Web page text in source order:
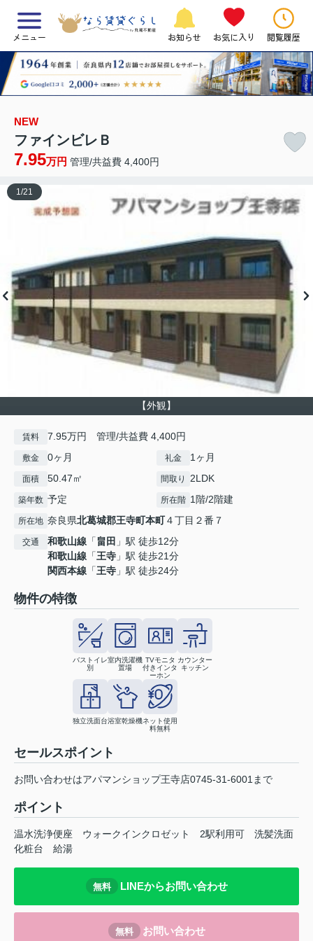
メニュー お知らせ お気に入り 閲覧履歴
NEW
ファインビレＢ
7.95万円 管理/共益費 4,400円
【外観】
1/21
賃料 7.95万円 管理/共益費 4,400円
敷金 0ヶ月 礼金 1ヶ月
面積 50.47㎡ 間取り 2LDK
築年数 予定 所在階 1階/2階建
所在地 奈良県北葛城郡王寺町本町４丁目２番７
交通 和歌山線 「畠田 」駅 徒歩12分
和歌山線 「王寺 」駅 徒歩21分
関西本線 「王寺 」駅 徒歩24分
物件の特徴
バストイレ
別
室内洗濯機
置場
TVモニタ
付きインタ
ーホン
カウンター
キッチン
独立洗面台浴室乾燥機ネット使用
料無料
セールスポイント
お問い合わせはアパマンショップ王寺店0745-31-6001まで
ポイント
温水洗浄便座 ウォークインクロゼット 2駅利用可
洗髪洗面
化粧台
給湯
無料 LINEからお問い合わせ
無料 お問い合わせ